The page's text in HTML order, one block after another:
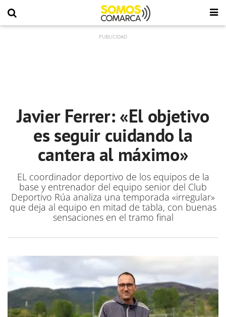
Javier Ferrer: «El objetivo
es seguir cuidando la
cantera al máximo»
EL coordinador deportivo de los equipos de la
base y entrenador del equipo senior del Club
Deportivo Rúa analiza una temporada «irregular»
que deja al equipo en mitad de tabla, con buenas
sensaciones en el tramo final